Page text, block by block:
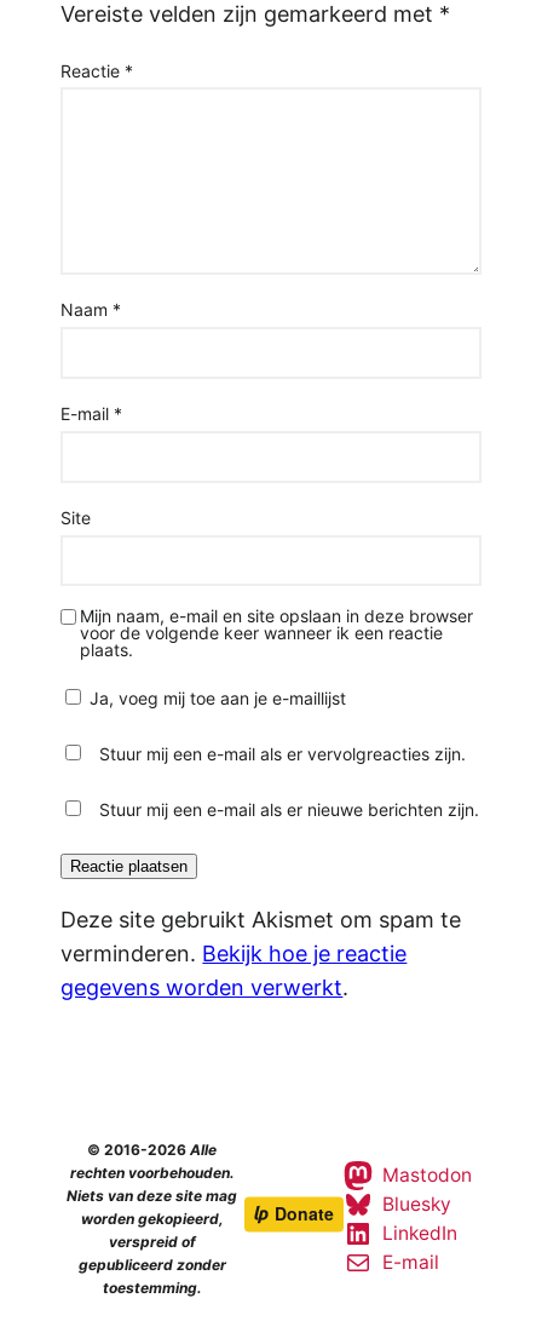
Vereiste velden zijn gemarkeerd met *
Reactie *
Naam *
E-mail *
Site
Mijn naam, e-mail en site opslaan in deze browser
voor de volgende keer wanneer ik een reactie
plaats.
Ja, voeg mij toe aan je e-maillijst
Stuur mij een e-mail als er vervolgreacties zijn.
Stuur mij een e-mail als er nieuwe berichten zijn.
Deze site gebruikt Akismet om spam te
verminderen. Bekijk hoe je reactie
gegevens worden verwerkt.
© 2016-2026Alle
rechten voorbehouden.
Niets van deze site mag
worden gekopieerd,
verspreid of
gepubliceerd zonder
toestemming.
Mastodon
Bluesky
LinkedIn
E-mail